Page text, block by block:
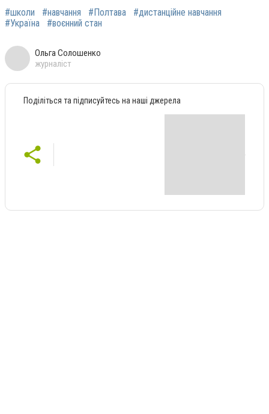
#школи #навчання #Полтава
#дистанційне навчання
#Україна
#воєнний стан
Ольга Солошенко
журналіст
Поділіться та підписуйтесь на наші джерела